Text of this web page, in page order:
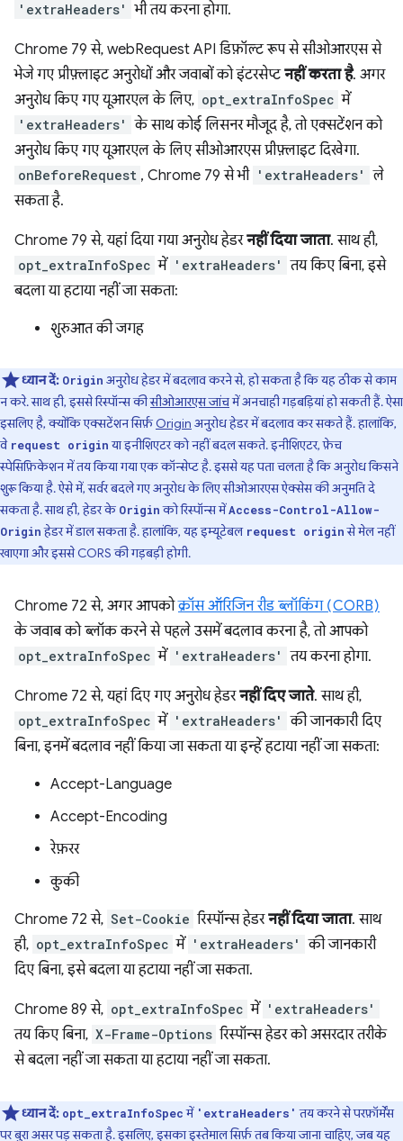
'extraHeaders' भी तय करना होगा.
Chrome 79 से, webRequest API डिफ़ॉल्ट रूप से सीओआरएस से
भेजे गए प्रीफ़्लाइट अनुरोधों और जवाबों को इंटरसेप्टनहीं करता है. अगर
अनुरोध किए गए यूआरएल के लिए, opt_extraInfoSpec में
'extraHeaders' के साथ कोई लिसनर मौजूद है, तो एक्सटेंशन को
अनुरोध किए गए यूआरएल के लिए सीओआरएस प्रीफ़्लाइट दिखेगा.
onBeforeRequest , Chrome 79 से भी 'extraHeaders' ले
सकता है.
Chrome 79 से, यहां दिया गया अनुरोध हेडरनहीं दिया जाता. साथ ही,
opt_extraInfoSpec में 'extraHeaders' तय किए बिना, इसे
बदला या हटाया नहीं जा सकता:
शुरुआत की जगह
ध्यान दें: Origin अनुरोध हेडर में बदलाव करने से, हो सकता है कि यह ठीक से काम
न करे. साथ ही, इससे रिस्पॉन्स कीसीओआरएस जांचमें अनचाही गड़बड़ियां हो सकती हैं. ऐसा
इसलिए है, क्योंकि एक्सटेंशन सिर्फ़ Origin अनुरोध हेडर में बदलाव कर सकते हैं. हालांकि,
वे request originया इनीशिएटर को नहीं बदल सकते. इनीशिएटर, फ़ेच
स्पेसिफ़िकेशन में तय किया गया एक कॉन्सेप्ट है. इससे यह पता चलता है कि अनुरोध किसने
शुरू किया है. ऐसे में, सर्वर बदले गए अनुरोध के लिए सीओआरएस ऐक्सेस की अनुमति दे
सकता है. साथ ही, हेडर के Originको रिस्पॉन्स मेंAccess-Control-Allow-
Originहेडर में डाल सकता है. हालांकि, यह इम्यूटेबल request originसे मेल नहीं
खाएगा और इससे CORS की गड़बड़ी होगी.
Chrome 72 से, अगर आपकोक्रॉस ऑरिजिन रीड ब्लॉकिंग (CORB)
के जवाब को ब्लॉक करने से पहले उसमें बदलाव करना है, तो आपको
opt_extraInfoSpec में 'extraHeaders' तय करना होगा.
Chrome 72 से, यहां दिए गए अनुरोध हेडरनहीं दिए जाते. साथ ही,
opt_extraInfoSpec में 'extraHeaders' की जानकारी दिए
बिना, इनमें बदलाव नहीं किया जा सकता या इन्हें हटाया नहीं जा सकता:
Accept-Language
Accept-Encoding
रेफ़रर
कुकी
Chrome 72 से, Set-Cookie रिस्पॉन्स हेडरनहीं दिया जाता. साथ
ही, opt_extraInfoSpec में 'extraHeaders' की जानकारी
दिए बिना, इसे बदला या हटाया नहीं जा सकता.
Chrome 89 से, opt_extraInfoSpec में 'extraHeaders'
तय किए बिना, X-Frame-Options रिस्पॉन्स हेडर को असरदार तरीके
से बदला नहीं जा सकता या हटाया नहीं जा सकता.
ध्यान दें: opt_extraInfoSpecमें 'extraHeaders' तय करने से परफ़ॉर्मेंस
पर बुरा असर पड़ सकता है. इसलिए, इसका इस्तेमाल सिर्फ़ तब किया जाना चाहिए, जब यह